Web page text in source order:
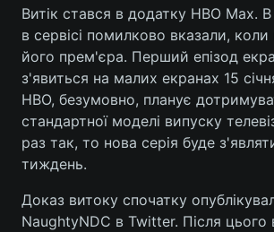
Спорт Наука
Техно і зв'язок Лайт
Зброя Інциденти
Здоров'я
Цікавинки Погода
Витік стався в додатку HBO Max. В
в сервісі помилково вказали, коли
його прем'єра. Перший епізод
з'явиться на малих екранах 15
HBO, безумовно, планує
стандартної моделі випуску
раз так, то нова серія буде
тиждень.
Доказ витоку спочатку
NaughtyNDC в Twitter. Після цього